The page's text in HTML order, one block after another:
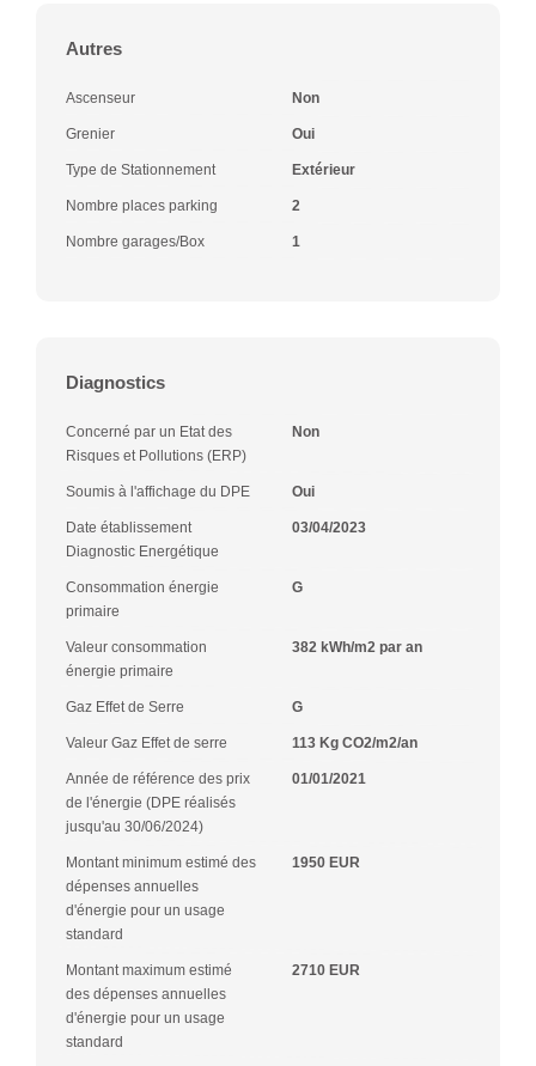
Autres
Ascenseur Non
Grenier Oui
Type de Stationnement Extérieur
Nombre places parking 2
Nombre garages/Box 1
Diagnostics
Concerné par un Etat des
Risques et Pollutions (ERP)
Non
Soumis à l'affichage du DPE Oui
Date établissement
Diagnostic Energétique
03/04/2023
Consommation énergie
primaire
G
Valeur consommation
énergie primaire
382 kWh/m2 par an
Gaz Effet de Serre G
Valeur Gaz Effet de serre 113 Kg CO2/m2/an
Année de référence des prix
de l'énergie (DPE réalisés
jusqu'au 30/06/2024)
01/01/2021
Montant minimum estimé des
dépenses annuelles
d'énergie pour un usage
standard
1950 EUR
Montant maximum estimé
des dépenses annuelles
d'énergie pour un usage
standard
2710 EUR